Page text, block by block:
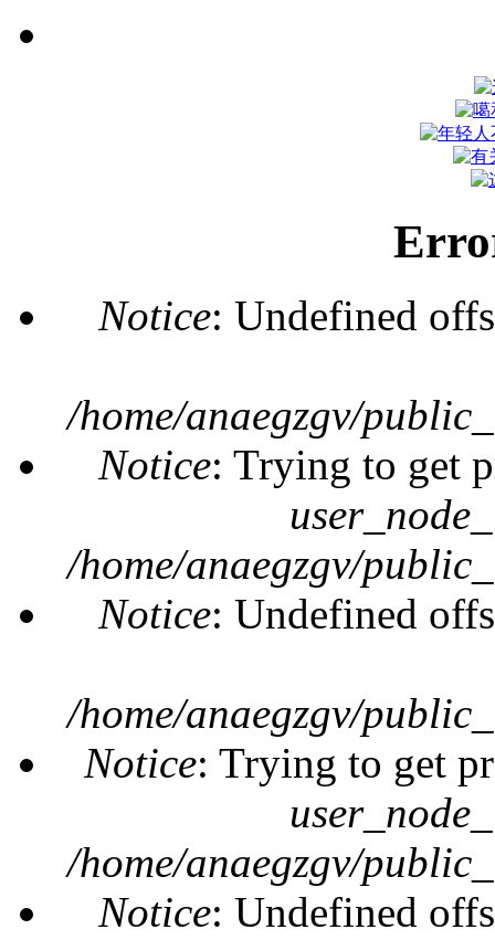
Notice: Undefined
/home/anaegzgv/
Notice: Trying to get
/home/anaegzgv/
Notice: Undefined
/home/anaegzgv/
Notice: Trying to get
/home/anaegzgv/
Notice: Undefined